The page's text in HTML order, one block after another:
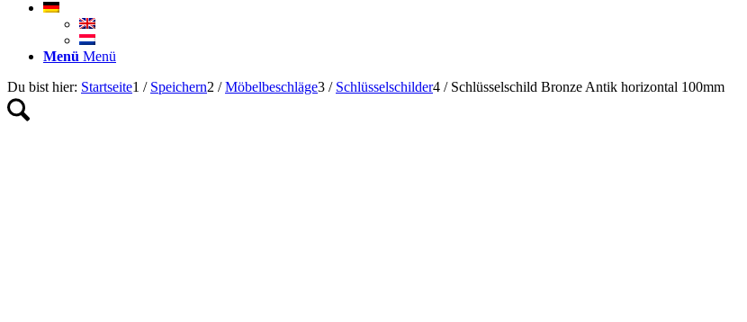
Menü Menü
Du bist hier: Startseite1 / Speichern2 / Möbelbeschläge3 / Schlüsselschilder4 / Schlüsselschild Bronze Antik horizontal 100mm